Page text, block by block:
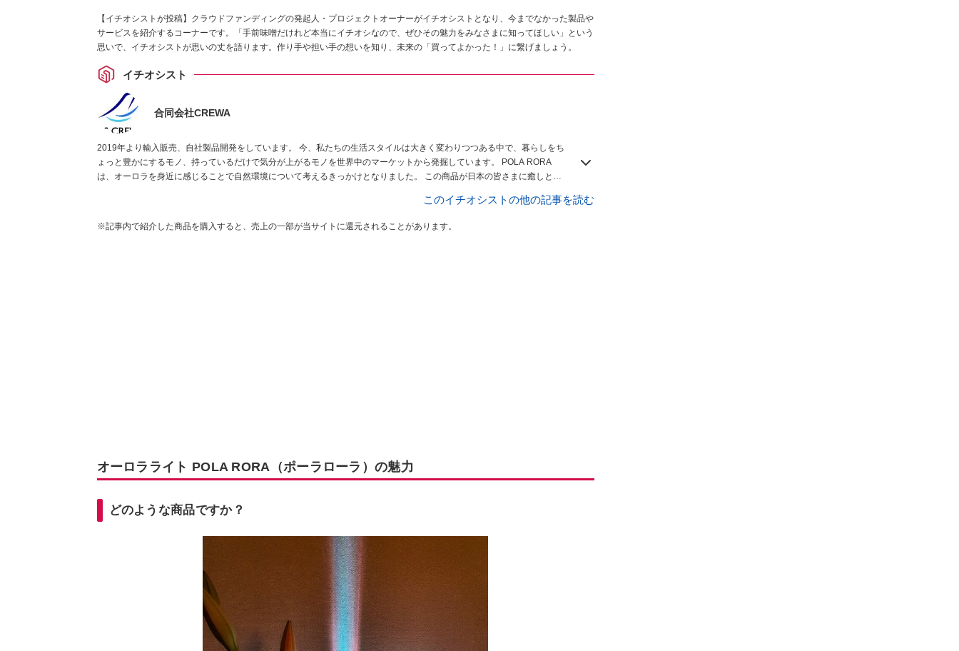
【イチオシストが投稿】クラウドファンディングの発起人・プロジェクトオーナーがイチオシストとなり、今までなかった製品や
サービスを紹介するコーナーです。「手前味噌だけれど本当にイチオシなので、ぜひその魅力をみなさまに知ってほしい」という
思いで、イチオシストが思いの丈を語ります。作り手や担い手の想いを知り、未来の「買ってよかった！」に繋げましょう。
イチオシスト
合同会社CREWA
2019年より輸入販売、自社製品開発をしています。 今、私たちの生活スタイルは大きく変わりつつある中で、暮らしをち
ょっと豊かにするモノ、持っているだけで気分が上がるモノを世界中のマーケットから発掘しています。 POLA RORA
は、オーロラを身近に感じることで自然環境について考えるきっかけとなりました。 この商品が日本の皆さまに癒しと希
このイチオシストの他の記事を読む
※記事内で紹介した商品を購入すると、売上の一部が当サイトに還元されることがあります。
オーロラライト POLA RORA（ポーラローラ）の魅力
どのような商品ですか？